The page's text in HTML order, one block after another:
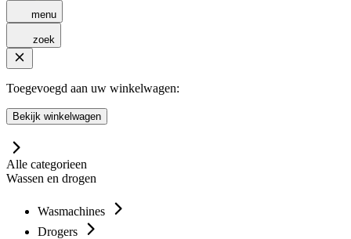
menu
zoek
Toegevoegd aan uw winkelwagen:
Bekijk winkelwagen
Alle categorieen
Wassen en drogen
Wasmachines
Drogers